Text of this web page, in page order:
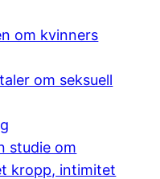
om kvinners
om seksuell
studie om
kropp, intimitet